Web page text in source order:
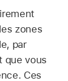
zones
par
que vous
Ces